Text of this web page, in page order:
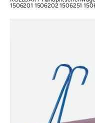
1506201 1506202 1506251